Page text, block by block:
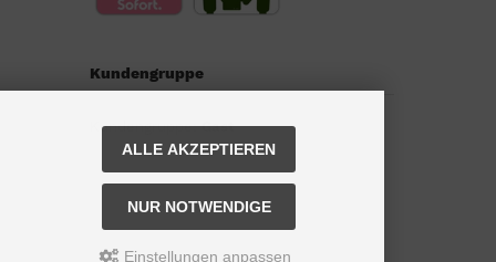
Kundengruppe
Kundengruppe:Gast
ALLE AKZEPTIEREN
NUR NOTWENDIGE
Einstellungen anpassen